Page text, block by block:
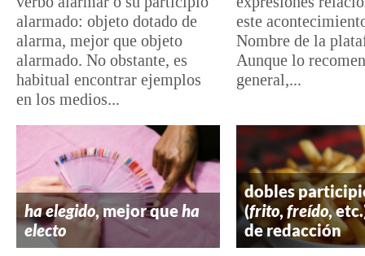
alarmado: objeto dotado de
alarma, mejor que objeto
alarmado. No obstante, es
habitual encontrar ejemplos
en los medios...
este
Nombre de la
Aunque lo
general,...
ha elegido, mejor queha
electo
dobles
(frito,freído,
de redacción